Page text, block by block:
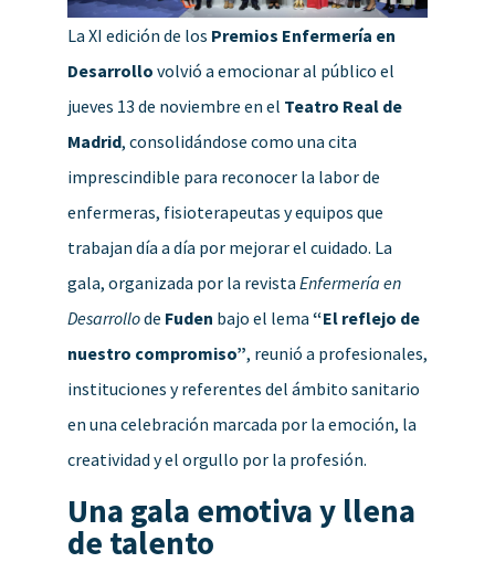
La XI edición de los Premios Enfermería en
Desarrollo volvió a emocionar al público el
jueves 13 de noviembre en el Teatro Real de
Madrid, consolidándose como una cita
imprescindible para reconocer la labor de
enfermeras, fisioterapeutas y equipos que
trabajan día a día por mejorar el cuidado. La
gala, organizada por la revista Enfermería en
Desarrollode Fuden bajo el lema “El reflejo de
nuestro compromiso”, reunió a profesionales,
instituciones y referentes del ámbito sanitario
en una celebración marcada por la emoción, la
creatividad y el orgullo por la profesión.
Una gala emotiva y llena
de talento